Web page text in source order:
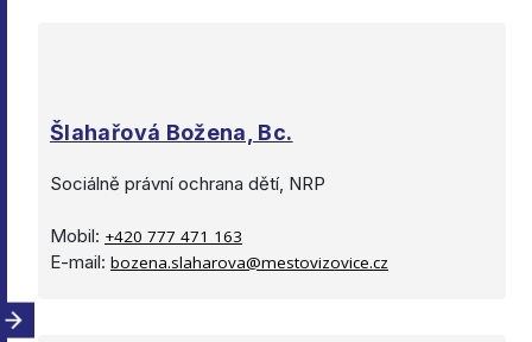
Šlahařová Božena, Bc.
Sociálně právní ochrana dětí, NRP
Mobil: +420 777 471 163
E-mail: bozena.slaharova@mestovizovice.cz